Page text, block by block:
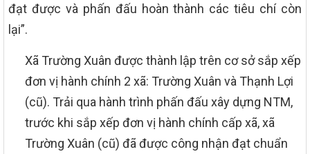
đạt được và phấn đấu hoàn thành các tiêu chí còn
lại”.
Xã Trường Xuân được thành lập trên cơ sở sắp xếp
đơn vị hành chính 2 xã: Trường Xuân và Thạnh Lợi
(cũ). Trải qua hành trình phấn đấu xây dựng NTM,
trước khi sắp xếp đơn vị hành chính cấp xã, xã
Trường Xuân (cũ) đã được công nhận đạt chuẩn